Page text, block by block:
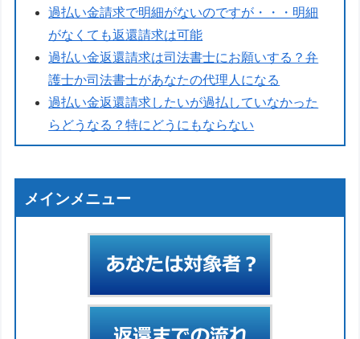
過払い金請求で明細がないのですが・・・明細
がなくても返還請求は可能
過払い金返還請求は司法書士にお願いする？弁
護士か司法書士があなたの代理人になる
過払い金返還請求したいが過払していなかった
らどうなる？特にどうにもならない
メインメニュー